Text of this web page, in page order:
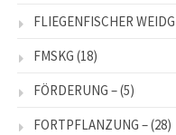
FLIEGENFISCHER
FMSKG (18)
FÖRDERUNG –(5)
FORTPFLANZUNG –(28)